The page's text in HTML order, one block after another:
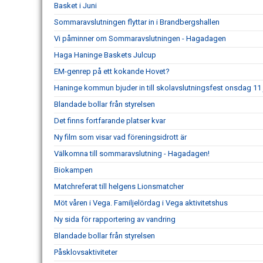
Basket i Juni
Sommaravslutningen flyttar in i Brandbergshallen
Vi påminner om Sommaravslutningen - Hagadagen
Haga Haninge Baskets Julcup
EM-genrep på ett kokande Hovet?
Haninge kommun bjuder in till skolavslutningsfest onsdag 11
Blandade bollar från styrelsen
Det finns fortfarande platser kvar
Ny film som visar vad föreningsidrott är
Välkomna till sommaravslutning - Hagadagen!
Biokampen
Matchreferat till helgens Lionsmatcher
Möt våren i Vega. Familjelördag i Vega aktivitetshus
Ny sida för rapportering av vandring
Blandade bollar från styrelsen
Påsklovsaktiviteter